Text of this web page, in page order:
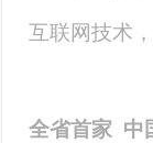
互联网技术
全省首家 中